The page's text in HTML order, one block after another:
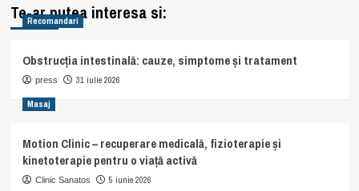
Te-ar putea interesa si:
Recomandari
Obstrucția intestinală: cauze, simptome și tratament
press 31 iulie 2026
Masaj
Motion Clinic – recuperare medicală, fizioterapie și
kinetoterapie pentru o viață activă
Clinic Sanatos 5 iunie 2026